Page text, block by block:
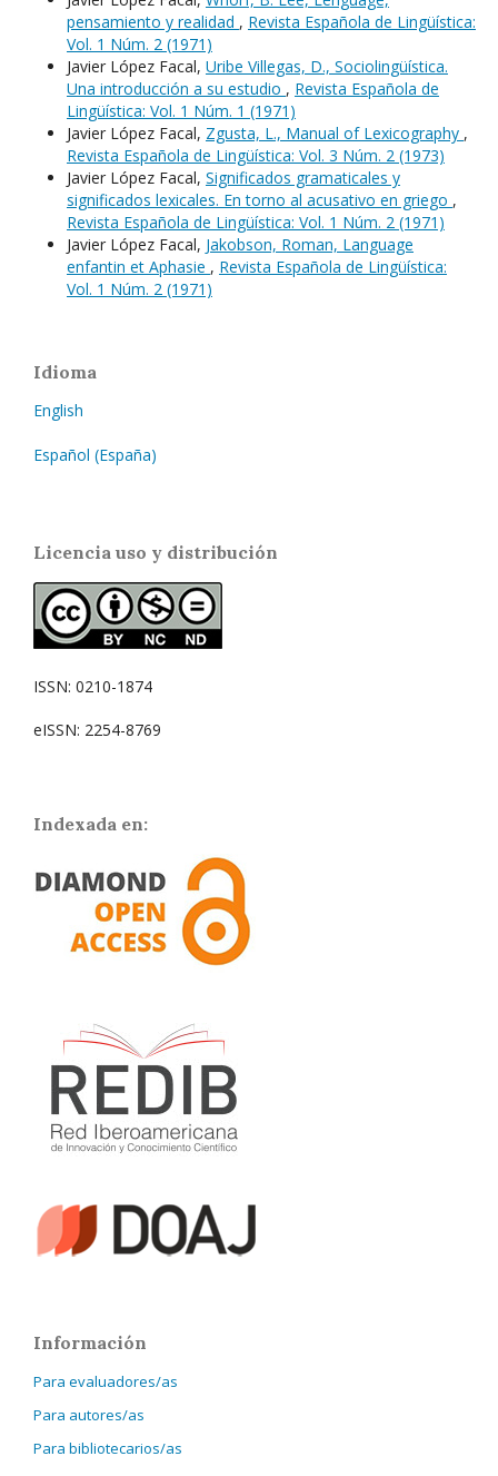
pensamiento y realidad , Revista Española de Lingüística:
Vol. 1 Núm. 2 (1971)
Javier López Facal, Uribe Villegas, D., Sociolingüística.
Una introducción a su estudio , Revista Española de
Lingüística: Vol. 1 Núm. 1 (1971)
Javier López Facal, Zgusta, L., Manual of Lexicography ,
Revista Española de Lingüística: Vol. 3 Núm. 2 (1973)
Javier López Facal, Significados gramaticales y
significados lexicales. En torno al acusativo en griego ,
Revista Española de Lingüística: Vol. 1 Núm. 2 (1971)
Javier López Facal, Jakobson, Roman, Language
enfantin et Aphasie , Revista Española de Lingüística:
Vol. 1 Núm. 2 (1971)
Idioma
English
Español (España)
Licencia uso y distribución
ISSN: 0210-1874
eISSN: 2254-8769
Indexada en:
Información
Para evaluadores/as
Para autores/as
Para bibliotecarios/as